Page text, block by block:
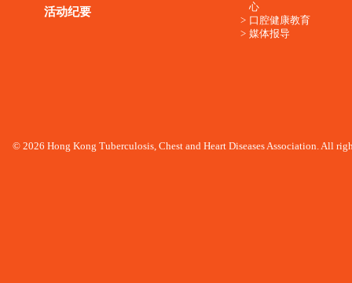
活动纪要
心
口腔健康教育
媒体报导
© 2026 Hong Kong Tuberculosis, Chest and Heart Diseases Association. All